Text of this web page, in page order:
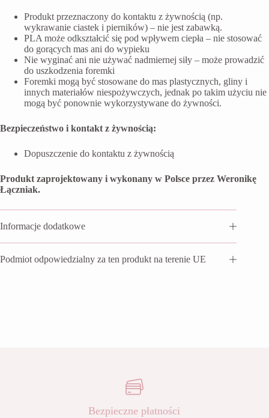
Produkt przeznaczony do kontaktu z żywnością (np.
wykrawanie ciastek i pierników) – nie jest zabawką.
PLA może odkształcić się pod wpływem ciepła – nie stosować
do gorących mas ani do wypieku
Nie wyginać ani nie używać nadmiernej siły – może prowadzić
do uszkodzenia foremki
Foremki mogą być stosowane do mas plastycznych, gliny i
innych materiałów niespożywczych, jednak po takim użyciu nie
mogą być ponownie wykorzystywane do żywności.
Bezpieczeństwo i kontakt z żywnością:
Dopuszczenie do kontaktu z żywnością
Produkt zaprojektowany i wykonany w Polsce przez Weronikę
Łączniak.
Informacje dodatkowe
Podmiot odpowiedzialny za ten produkt na terenie UE
Bezpieczne płatności